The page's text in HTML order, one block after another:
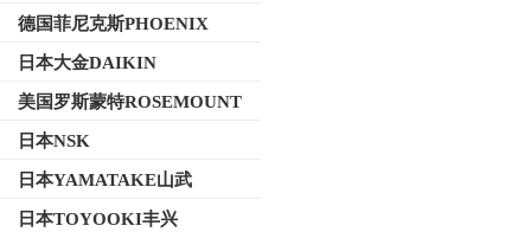
德国菲尼克斯PHOENIX
日本大金DAIKIN
美国罗斯蒙特ROSEMOUNT
日本NSK
日本YAMATAKE山武
日本TOYOOKI丰兴